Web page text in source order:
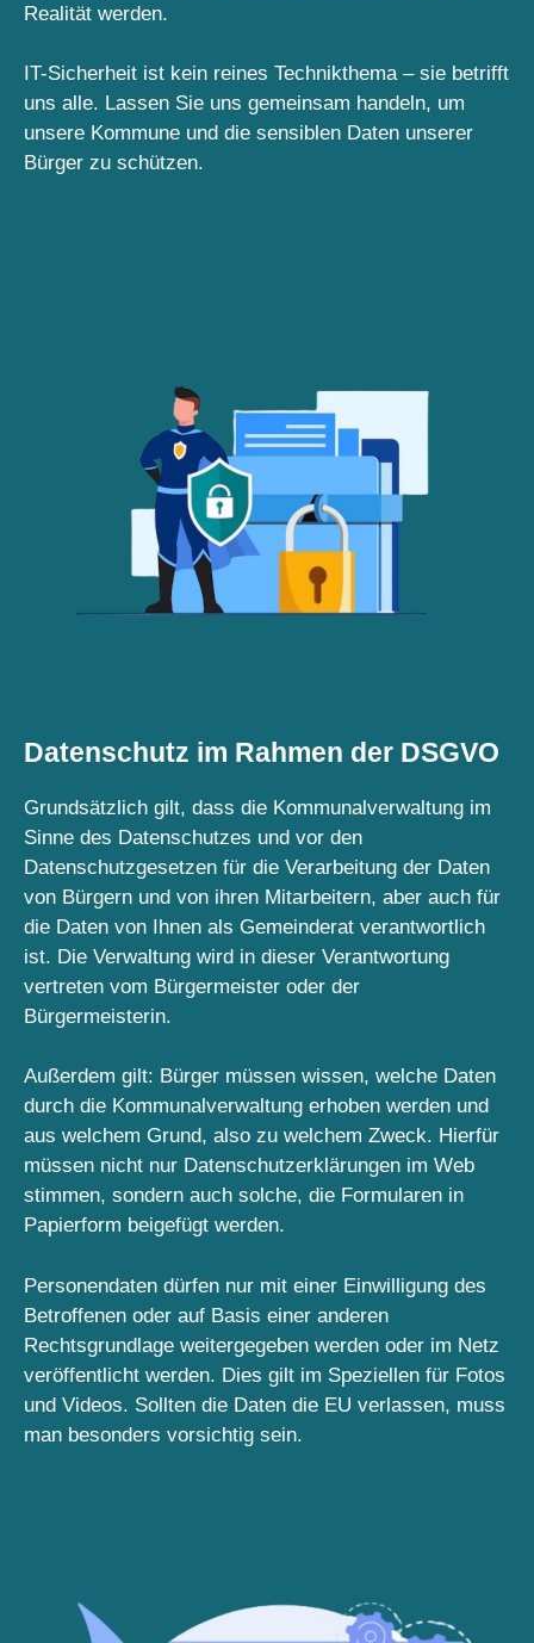
Realität werden.
IT-Sicherheit ist kein reines Technikthema – sie betrifft
uns alle. Lassen Sie uns gemeinsam handeln, um
unsere Kommune und die sensiblen Daten unserer
Bürger zu schützen.
Datenschutz im Rahmen der DSGVO
Grundsätzlich gilt, dass die Kommunalverwaltung im
Sinne des Datenschutzes und vor den
Datenschutzgesetzen für die Verarbeitung der Daten
von Bürgern und von ihren Mitarbeitern, aber auch für
die Daten von Ihnen als Gemeinderat verantwortlich
ist. Die Verwaltung wird in dieser Verantwortung
vertreten vom Bürgermeister oder der
Bürgermeisterin.
Außerdem gilt: Bürger müssen wissen, welche Daten
durch die Kommunalverwaltung erhoben werden und
aus welchem Grund, also zu welchem Zweck. Hierfür
müssen nicht nur Datenschutzerklärungen im Web
stimmen, sondern auch solche, die Formularen in
Papierform beigefügt werden.
Personendaten dürfen nur mit einer Einwilligung des
Betroffenen oder auf Basis einer anderen
Rechtsgrundlage weitergegeben werden oder im Netz
veröffentlicht werden. Dies gilt im Speziellen für Fotos
und Videos. Sollten die Daten die EU verlassen, muss
man besonders vorsichtig sein.